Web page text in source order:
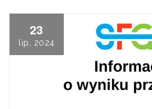
23
lip, 2024